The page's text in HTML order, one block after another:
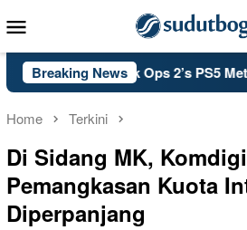
to
Menu
Breaking News
of Duty: Black Ops 2’s PS5 Meta is
Home Terkini
Di Sidang MK,
Pemangkasan Kuota
Diperpanjang